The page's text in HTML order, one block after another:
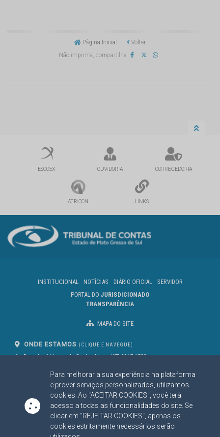
Para melhorar a sua experiência na plataforma
e prover serviços personalizados, utilizamos
cookies. Ao "ACEITAR COOKIES", você terá
acesso a todas as funcionalidades do site. Se
clicar em "REJEITAR COOKIES", apenas os
cookies estritamente necessários serão
Página Inicial
Voltar
Não imprima, compartilhe
ESCOEX OUVIDORIA CORREGEDORIA
ATRICON LINKS
INSTITUCIONAL NOTÍCIAS DIÁRIO OFICIAL
SERVIDOR
PORTAL DO JURISDICIONADO
TRANSPARÊNCIA
MAPA DO SITE
ONDE ESTAMOS (CLIQUE E NAVEGUE)
Av. Des. José Nunes da Cunha, bloco
Campo Grande/MS
CEP: 79031-310
(67) 3317-1500
SIGA NOSSAS REDES SOCIAIS